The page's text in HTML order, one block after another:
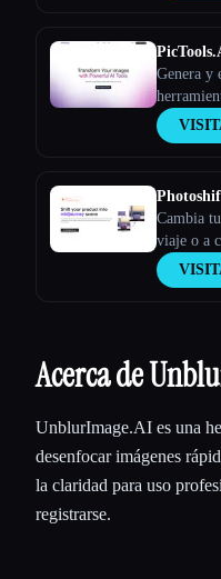
Genera y
Cambia
viaje o a
Acerca de
UnblurImage.AI es una
desenfocar imágenes
la claridad para uso
registrarse.